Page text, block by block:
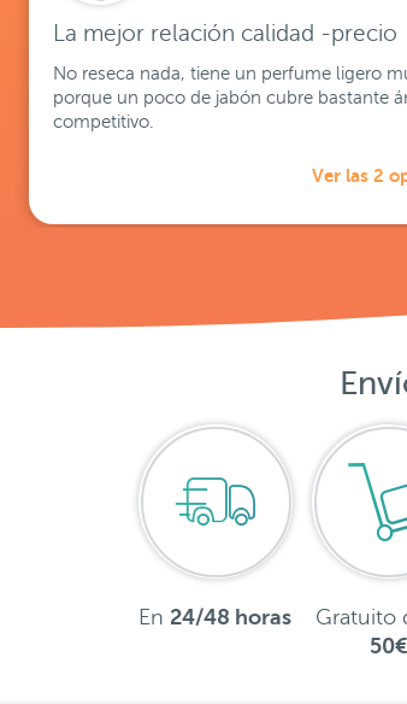
La mejor relación calidad -precio
No reseca nada, tiene un perfume ligero
porque un poco de jabón cubre bastante
competitivo.
Ver las 2
En 24/48 horas
Gratuito
50€